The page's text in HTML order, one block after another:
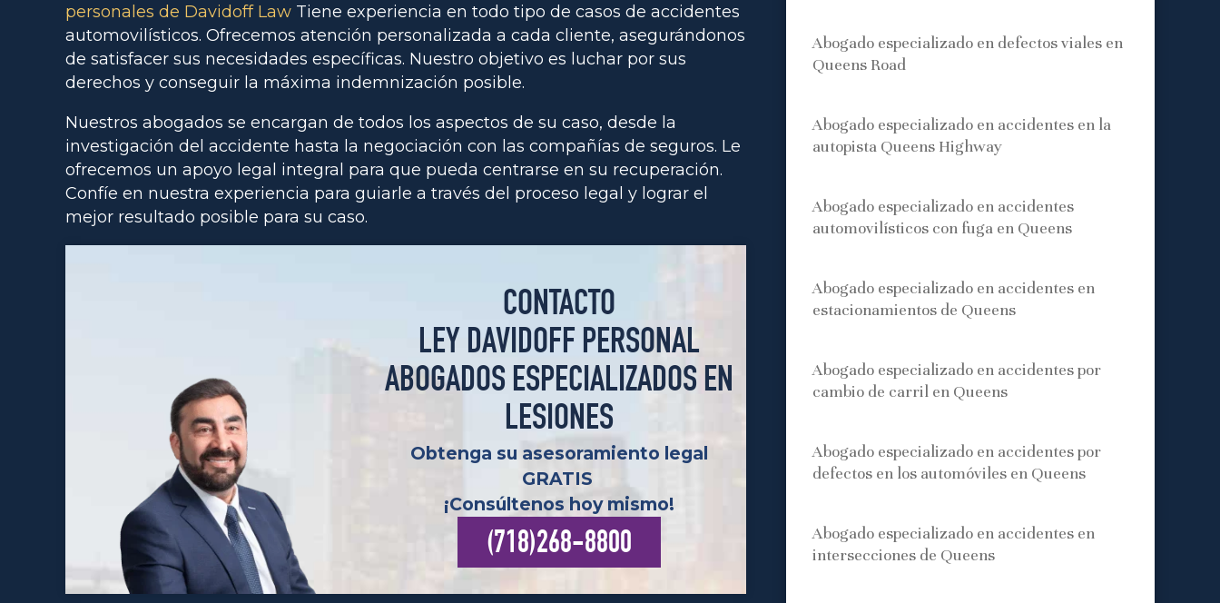
personales de Davidoff Law Tiene experiencia en todo tipo de casos de accidentes
automovilísticos. Ofrecemos atención personalizada a cada cliente, asegurándonos
de satisfacer sus necesidades específicas. Nuestro objetivo es luchar por sus
derechos y conseguir la máxima indemnización posible.
Nuestros abogados se encargan de todos los aspectos de su caso, desde la
investigación del accidente hasta la negociación con las compañías de seguros. Le
ofrecemos un apoyo legal integral para que pueda centrarse en su recuperación.
Confíe en nuestra experiencia para guiarle a través del proceso legal y lograr el
mejor resultado posible para su caso.
CONTACTO
LEY DAVIDOFF PERSONAL
ABOGADOS ESPECIALIZADOS EN
LESIONES
Obtenga su asesoramiento legal
GRATIS
¡Consúltenos hoy mismo!
(718)268-8800
Abogado especializado en defectos viales en
Queens Road
Abogado especializado en accidentes en la
autopista Queens Highway
Abogado especializado en accidentes
automovilísticos con fuga en Queens
Abogado especializado en accidentes en
estacionamientos de Queens
Abogado especializado en accidentes por
cambio de carril en Queens
Abogado especializado en accidentes por
defectos en los automóviles en Queens
Abogado especializado en accidentes en
intersecciones de Queens